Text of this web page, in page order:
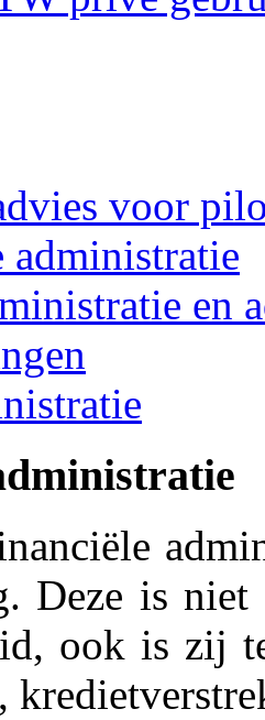
voor
administratie
en
Deze is
ook is zij